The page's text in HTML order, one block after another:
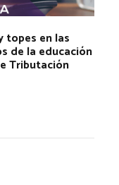
topes en las
de la educación
Tributación